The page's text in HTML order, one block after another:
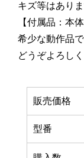
キズ等はあり
【付属品：本
希少な動作品で
どうぞよろし
販売価格
型番